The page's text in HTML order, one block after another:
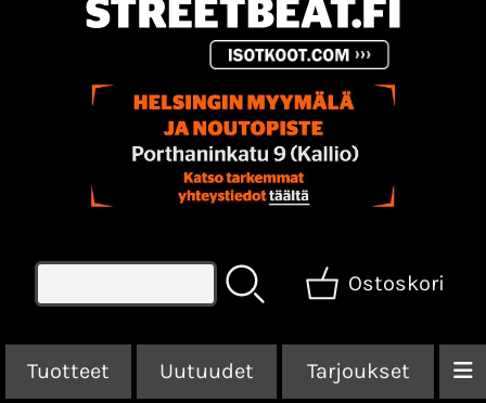
Ostoskori
Tuotteet Uutuudet Tarjoukset